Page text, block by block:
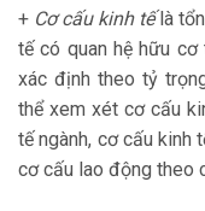
+ Cơ cấu kinh tếlà
tế có quan hệ hữu
xác định theo tỷ
thể xem xét cơ cấu
tế ngành, cơ cấu kinh
cơ cấu lao động theo